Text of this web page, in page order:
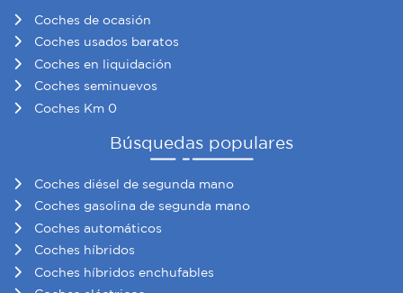
Coches de ocasión
Coches usados baratos
Coches en liquidación
Coches seminuevos
Coches Km 0
Búsquedas populares
Coches diésel de segunda mano
Coches gasolina de segunda mano
Coches automáticos
Coches híbridos
Coches híbridos enchufables